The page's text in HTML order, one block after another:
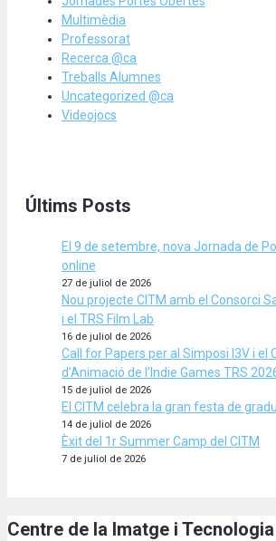
Multimèdia
Professorat
Recerca @ca
Treballs Alumnes
Uncategorized @ca
Videojocs
Últims Posts
El 9 de setembre, nova Jornada de
online
27 de juliol de 2026
Nou projecte CITM amb el Consorci
i el TRS Film Lab
16 de juliol de 2026
Call for Papers per al Simposi I3V i el
d’Animació de l’Indie Games TRS
15 de juliol de 2026
El CITM celebra la gran festa de
14 de juliol de 2026
Èxit del 1r Summer Camp del CITM
7 de juliol de 2026
Centre de la Imatge i